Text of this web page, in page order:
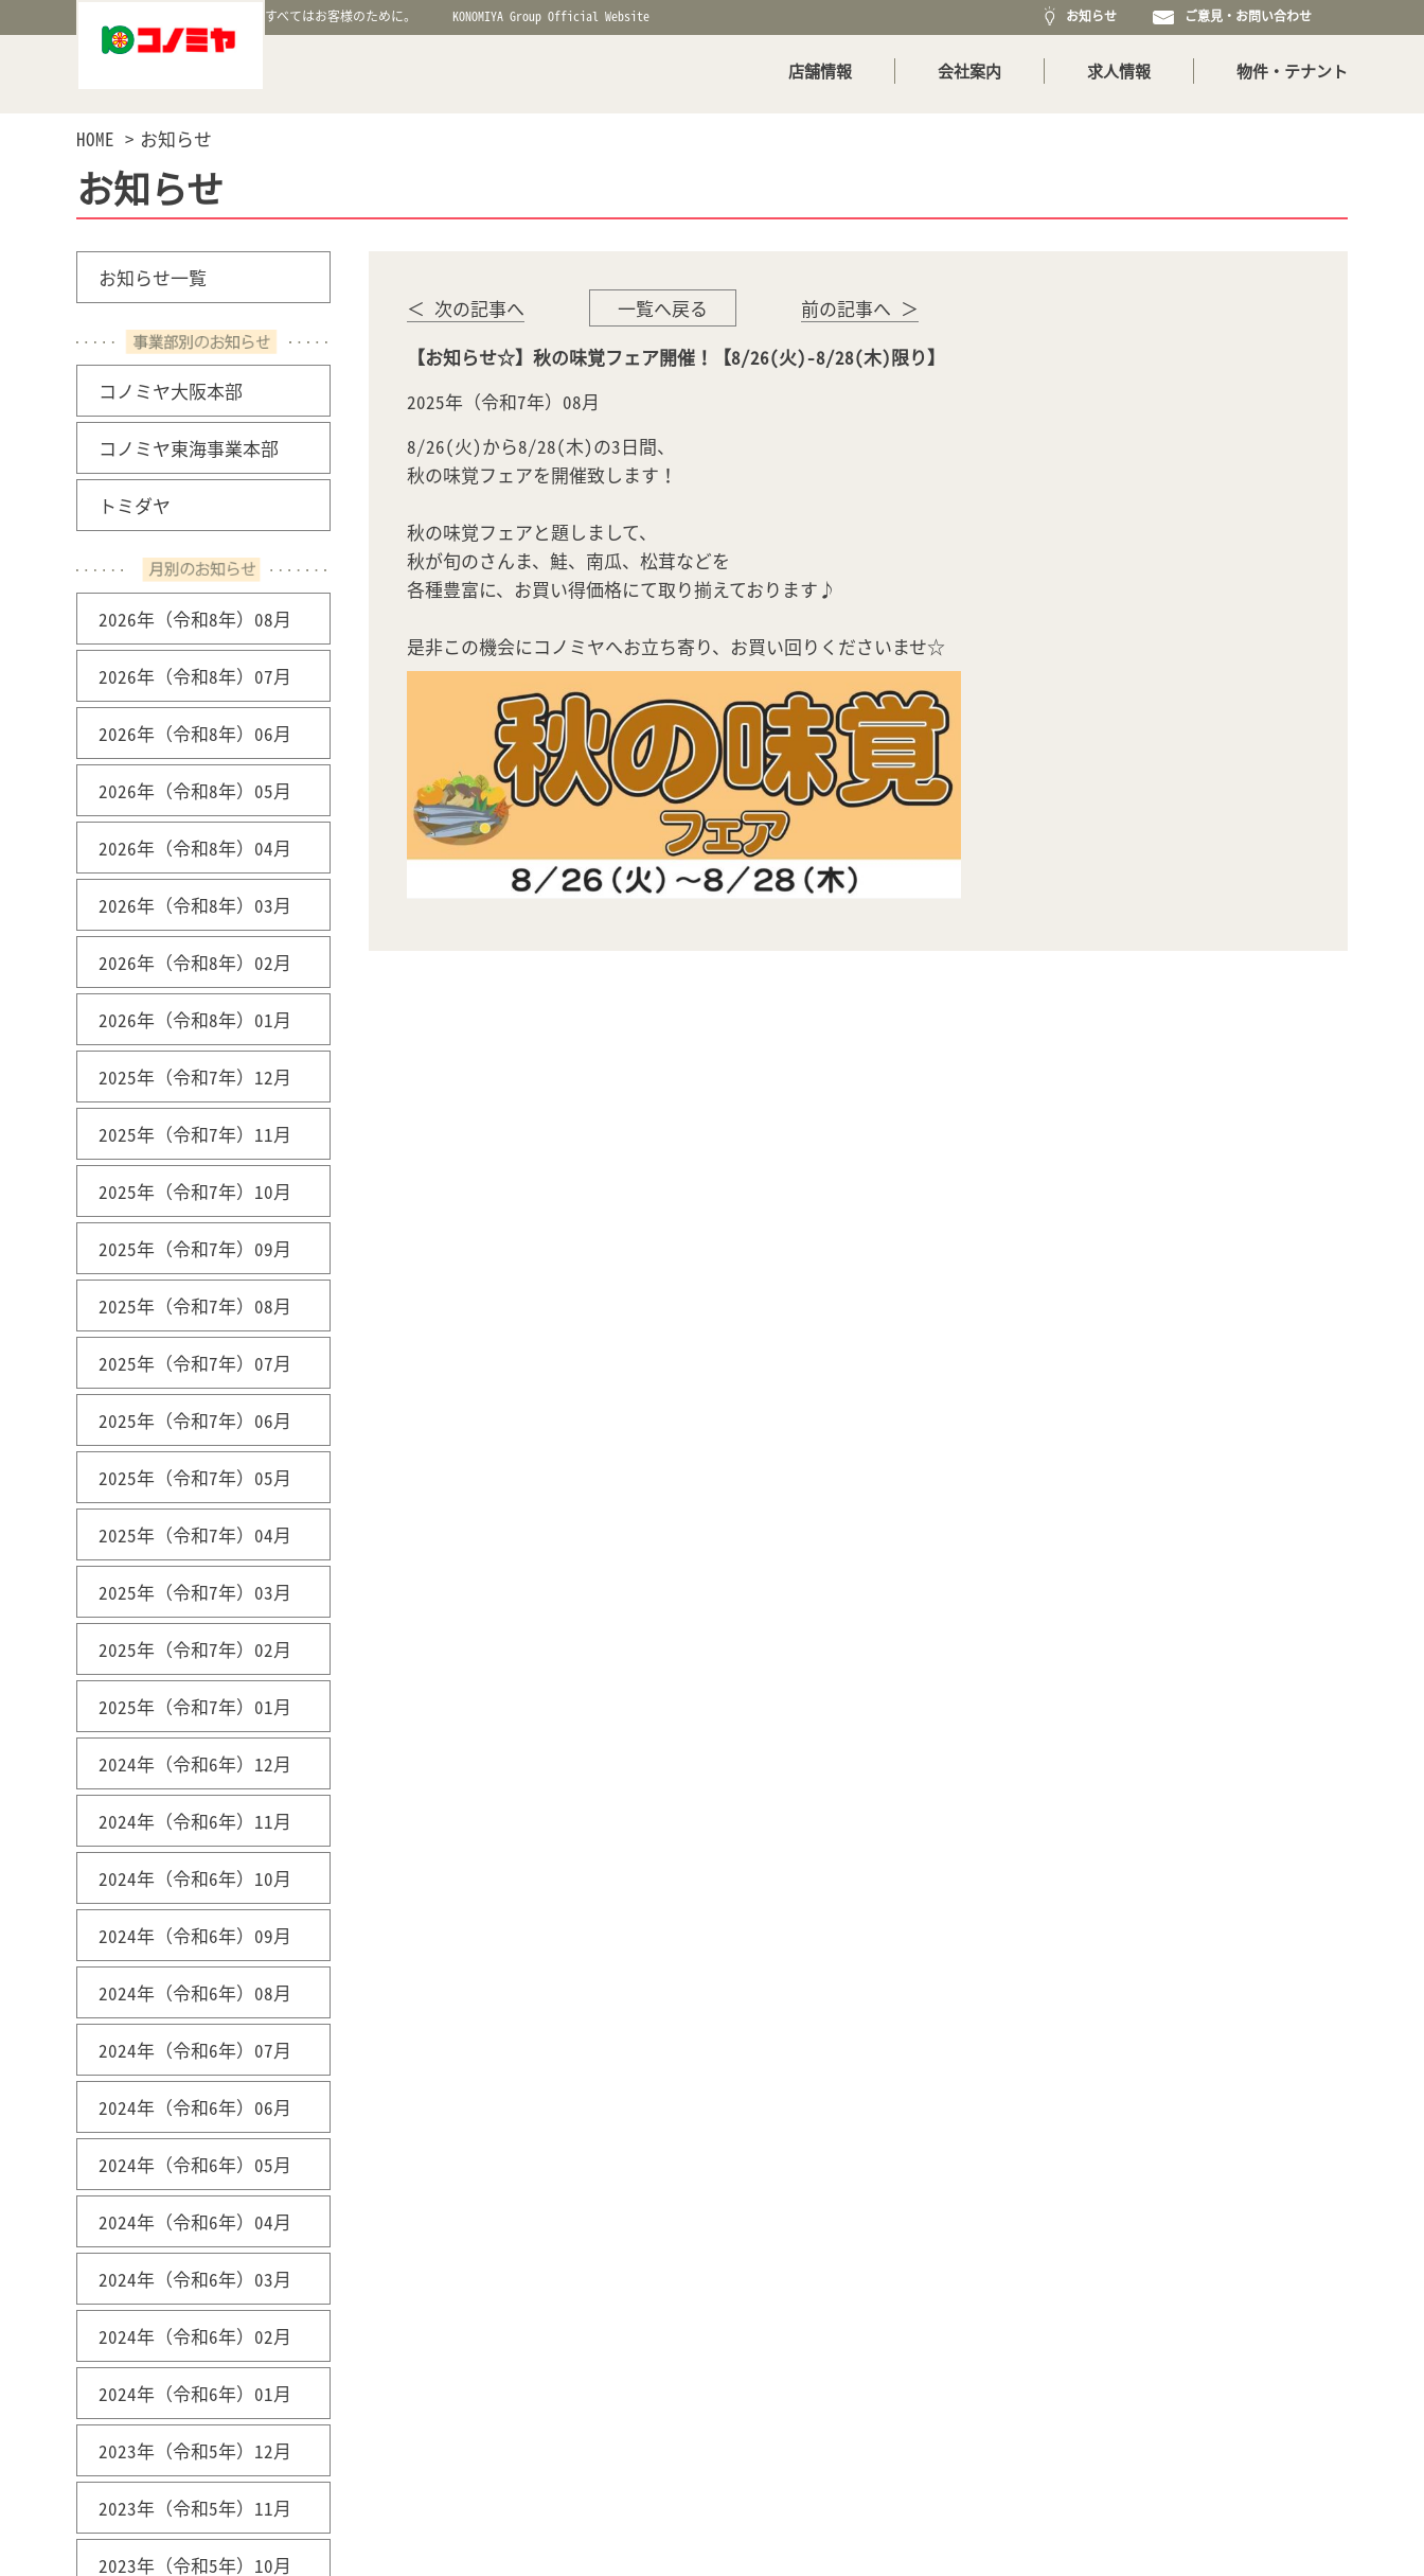
すべてはお客様のために。 KONOMIYA Group Official Website お知らせ ご意見・お問い合わせ
店舗情報 会社案内 求人情報 物件・テナント
HOME お知らせ
お知らせ
お知らせ一覧
コノミヤ大阪本部
コノミヤ東海事業本部
トミダヤ
2026年（令和8年）08月
2026年（令和8年）07月
2026年（令和8年）06月
2026年（令和8年）05月
2026年（令和8年）04月
2026年（令和8年）03月
2026年（令和8年）02月
2026年（令和8年）01月
2025年（令和7年）12月
2025年（令和7年）11月
2025年（令和7年）10月
2025年（令和7年）09月
2025年（令和7年）08月
2025年（令和7年）07月
2025年（令和7年）06月
2025年（令和7年）05月
2025年（令和7年）04月
2025年（令和7年）03月
2025年（令和7年）02月
2025年（令和7年）01月
2024年（令和6年）12月
2024年（令和6年）11月
2024年（令和6年）10月
2024年（令和6年）09月
2024年（令和6年）08月
2024年（令和6年）07月
2024年（令和6年）06月
2024年（令和6年）05月
2024年（令和6年）04月
2024年（令和6年）03月
2024年（令和6年）02月
2024年（令和6年）01月
2023年（令和5年）12月
2023年（令和5年）11月
2023年（令和5年）10月
＜ 次の記事へ 一覧へ戻る
前の記事へ ＞
【お知らせ☆】秋の味覚フェア開催！【8/26(火)-8/28(木)限り】
2025年（令和7年）08月
8/26(火)から8/28(木)の3日間、
秋の味覚フェアを開催致します！
秋の味覚フェアと題しまして、
秋が旬のさんま、鮭、南瓜、松茸などを
各種豊富に、お買い得価格にて取り揃えております♪
是非この機会にコノミヤへお立ち寄り、お買い回りくださいませ☆